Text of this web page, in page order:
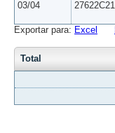
03/04
Exportar para: Excel
Total